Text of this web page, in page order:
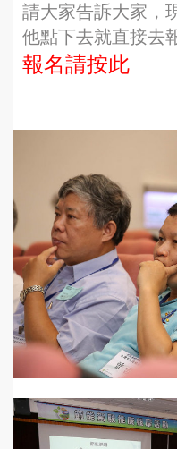
請大家告訴大家，
他點下去就直接去
報名請按此